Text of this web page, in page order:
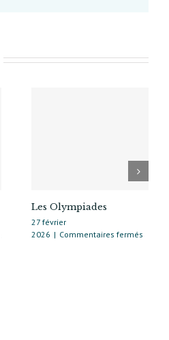
Les Olympiades
27 février
2026 | Commentaires fermés